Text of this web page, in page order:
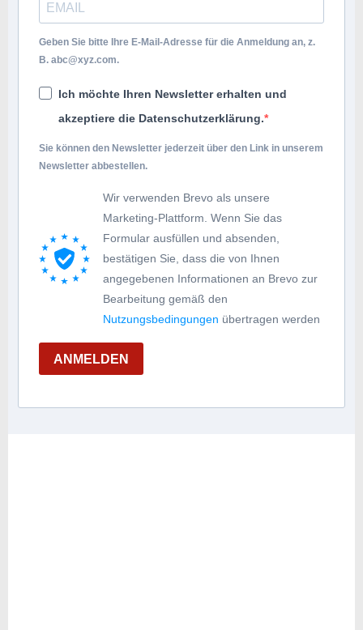
Geben Sie bitte Ihre E-Mail-Adresse für die Anmeldung an, z.
B. abc@xyz.com.
Ich möchte Ihren Newsletter erhalten und
akzeptiere die Datenschutzerklärung.
Sie können den Newsletter jederzeit über den Link in unserem
Newsletter abbestellen.
Wir verwenden Brevo als unsere
Marketing-Plattform. Wenn Sie das
Formular ausfüllen und absenden,
bestätigen Sie, dass die von Ihnen
angegebenen Informationen an Brevo zur
Bearbeitung gemäß den
Nutzungsbedingungen übertragen werden
ANMELDEN